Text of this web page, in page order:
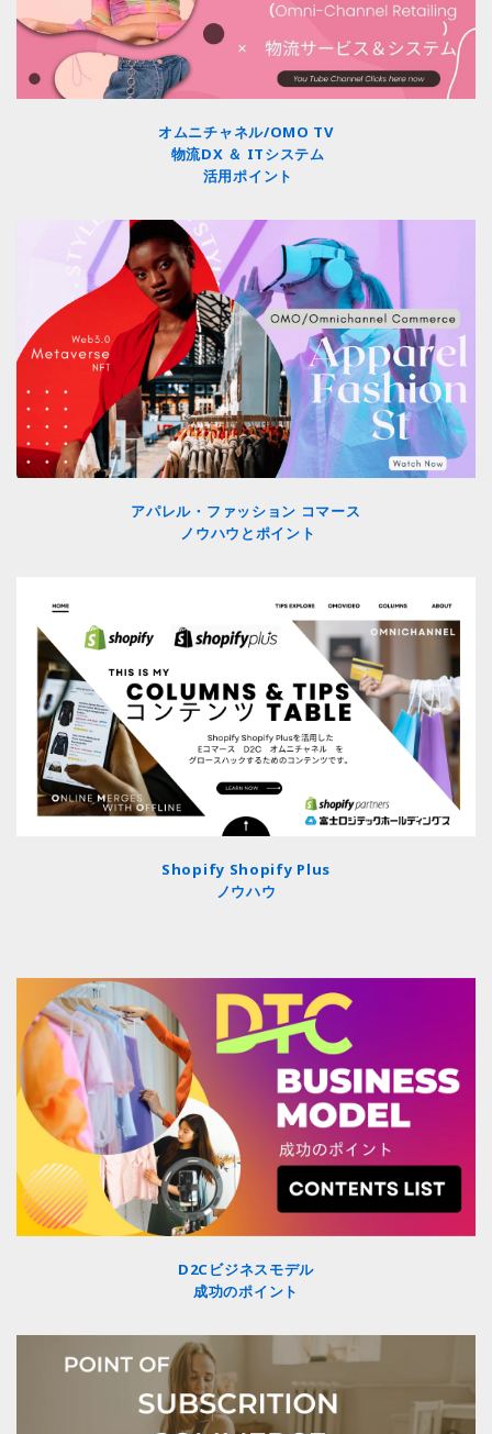
オムニチャネル/OMO TV
物流DX ＆ ITシステム
活用ポイント
アパレル・ファッション コマース
ノウハウとポイント
Shopify Shopify Plus
ノウハウ
D2Cビジネスモデル
成功のポイント